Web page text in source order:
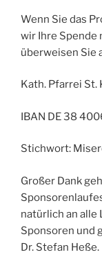
Wenn Sie das
wir Ihre Spende
überweisen Sie
Kath. Pfarrei St.
IBAN DE 38
Stichwort:
Großer Dank
natürlich an alle
Sponsoren und
Dr. Stefan Heße.